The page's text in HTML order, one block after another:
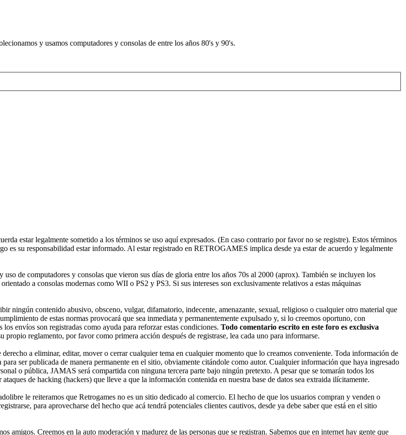
y usamos computadores y consolas de entre los años 80's y 90's.
estar legalmente sometido a los términos se uso aquí expresados. (En caso contrario por favor no se registre). Estos términos
es su responsabilidad estar informado. Al estar registrado en RETROGAMES implica desde ya estar de acuerdo y legalmente
de computadores y consolas que vieron sus días de gloria entre los años 70s al 2000 (aprox). También se incluyen los
a consolas modernas como WII o PS2 y PS3. Si sus intereses son exclusivamente relativos a estas máquinas
ningún contenido abusivo, obsceno, vulgar, difamatorio, indecente, amenazante, sexual, religioso o cualquier otro material que
de estas normas provocará que sea inmediata y permanentemente expulsado y, si lo creemos oportuno, con
envíos son registradas como ayuda para reforzar estas condiciones. Todo comentario escrito en este foro es exclusiva
propio reglamento, por favor como primera acción después de registrase, lea cada uno para informarse.
a eliminar, editar, mover o cerrar cualquier tema en cualquier momento que lo creamos conveniente. Toda información de
ser publicada de manera permanente en el sitio, obviamente citándole como autor. Cualquier información que haya ingresado
o pública, JAMAS será compartida con ninguna tercera parte bajo ningún pretexto. A pesar que se tomarán todos los
de hacking (hackers) que lleve a que la información contenida en nuestra base de datos sea extraida ilícitamente.
le reiteramos que Retrogames no es un sitio dedicado al comercio. El hecho de que los usuarios compran y venden o
para aprovecharse del hecho que acá tendrá potenciales clientes cautivos, desde ya debe saber que está en el sitio
amigos. Creemos en la auto moderación y madurez de las personas que se registran. Sabemos que en internet hay gente que